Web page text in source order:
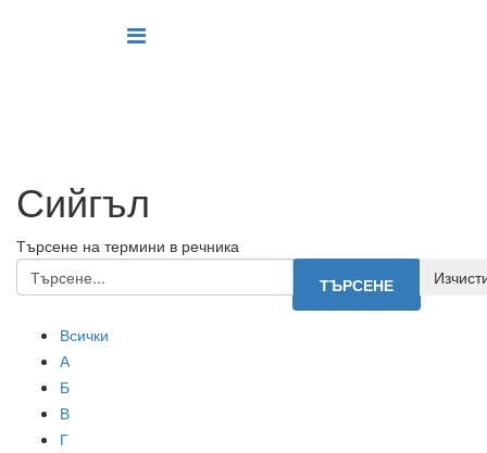
Сийгъл
Търсене на термини в речника
Всички
А
Б
В
Г